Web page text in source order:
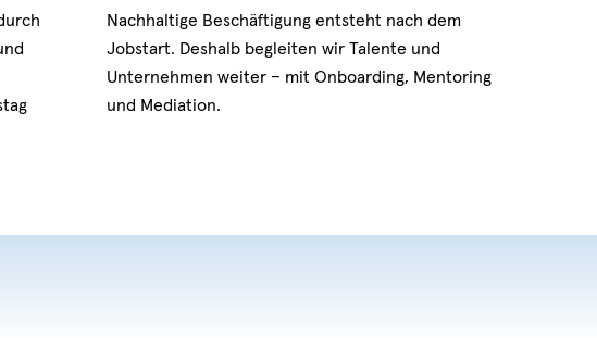
Nachhaltige Beschäftigung entsteht nach dem
Jobstart. Deshalb begleiten wir Talente und
Unternehmen weiter – mit Onboarding, Mentoring
und Mediation.